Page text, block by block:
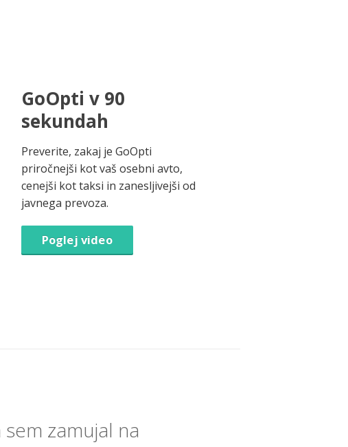
GoOpti v 90
sekundah
Preverite, zakaj je GoOpti
priročnejši kot vaš osebni avto,
cenejši kot taksi in zanesljivejši od
javnega prevoza.
Poglej video
zamujal na